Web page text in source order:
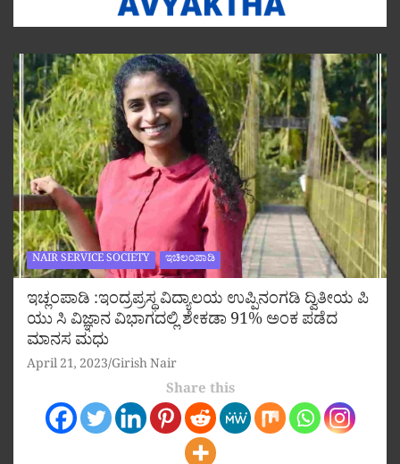
NAIR SERVICE SOCIETY ಇಚಿಲಂಪಾಡಿ
ಇಚ್ಲಂಪಾಡಿ :ಇಂದ್ರಪ್ರಸ್ಥ ವಿದ್ಯಾಲಯ ಉಪ್ಪಿನಂಗಡಿ ದ್ವಿತೀಯ ಪಿ
ಯು ಸಿ ವಿಜ್ಞಾನ ವಿಭಾಗದಲ್ಲಿ ಶೇಕಡಾ 91% ಅಂಕ ಪಡೆದ
ಮಾನಸ ಮಧು
April 21, 2023 Girish Nair
Share this